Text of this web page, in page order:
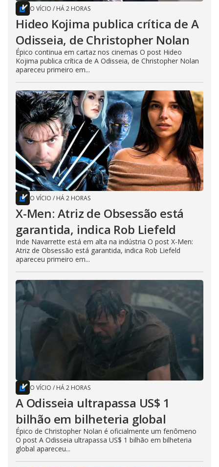
O VÍCIO / HÁ 2 HORAS
Hideo Kojima publica crítica de A
Odisseia, de Christopher Nolan
Épico continua em cartaz nos cinemas O post Hideo
Kojima publica crítica de A Odisseia, de Christopher Nolan
apareceu primeiro em...
O VÍCIO / HÁ 2 HORAS
X-Men: Atriz de Obsessão está
garantida, indica Rob Liefeld
Inde Navarrette está em alta na indústria O post X-Men:
Atriz de Obsessão está garantida, indica Rob Liefeld
apareceu primeiro em...
O VÍCIO / HÁ 2 HORAS
A Odisseia ultrapassa US$ 1
bilhão em bilheteria global
Épico de Christopher Nolan é oficialmente um fenômeno
O post A Odisseia ultrapassa US$ 1 bilhão em bilheteria
global apareceu...